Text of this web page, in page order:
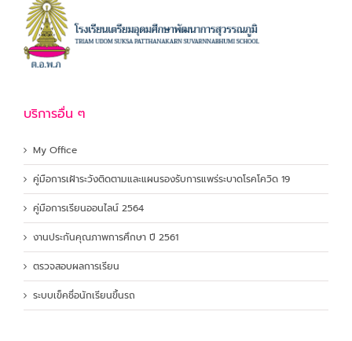
บริการอื่น ๆ
My Office
คู่มือการเฝ้าระวังติดตามและแผนรองรับการแพร่ระบาดโรคโควิด 19
คู่มือการเรียนออนไลน์ 2564
งานประกันคุณภาพการศึกษา ปี 2561
ตรวจสอบผลการเรียน
ระบบเข็คชื่อนักเรียนขึ้นรถ